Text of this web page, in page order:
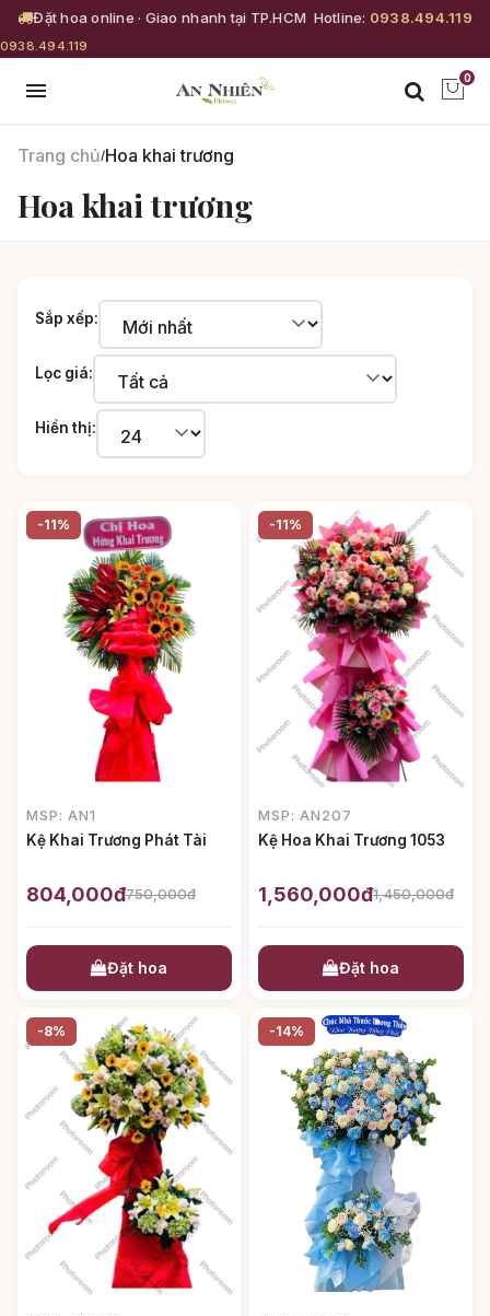
Đặt hoa online · Giao nhanh tại TP.HCM Hotline: 0938.494.119
0938.494.119
0
Trang chủ/Hoa khai trương
Hoa khai trương
Sắp xếp:
Lọc giá:
Hiển thị:
-11%
MSP: AN1
Kệ Khai Trương Phát Tài
804,000đ750,000đ
Đặt hoa
-11%
MSP: AN207
Kệ Hoa Khai Trương 1053
1,560,000đ1,450,000đ
Đặt hoa
-8% -14%